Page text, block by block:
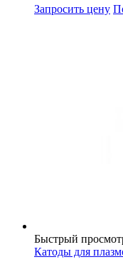
Запросить цену
Быстрый
Катоды для